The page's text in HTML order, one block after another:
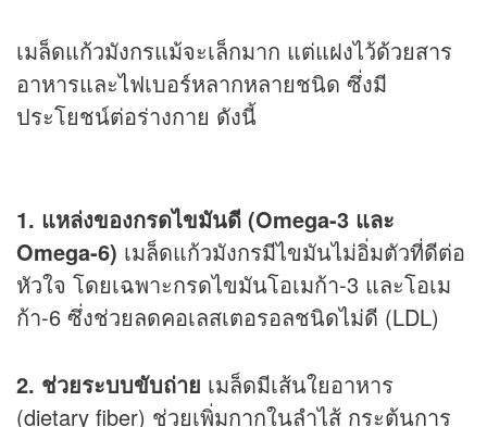
เมล็ดแก้วมังกรแม้จะเล็กมาก แต่แฝงไว้ด้วยสาร
อาหารและไฟเบอร์หลากหลายชนิด ซึ่งมี
ประโยชน์ต่อร่างกาย ดังนี้
1. แหล่งของกรดไขมันดี (Omega-3 และ
Omega-6) เมล็ดแก้วมังกรมีไขมันไม่อิ่มตัวที่ดีต่อ
หัวใจ โดยเฉพาะกรดไขมันโอเมก้า-3 และโอเม
ก้า-6 ซึ่งช่วยลดคอเลสเตอรอลชนิดไม่ดี (LDL)
2. ช่วยระบบขับถ่าย เมล็ดมีเส้นใยอาหาร
(dietary fiber) ช่วยเพิ่มกากในลำไส้ กระตุ้นการ